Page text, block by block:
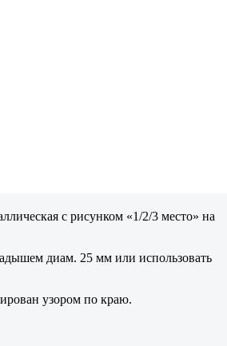
с рисунком «1/2/3 место» на
диам. 25 мм или использовать
узором по краю.